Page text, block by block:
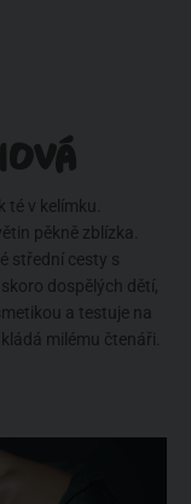
té v kelímku.
pěkně zblízka.
střední cesty s
dospělých dětí,
a testuje na
milému čtenáři.